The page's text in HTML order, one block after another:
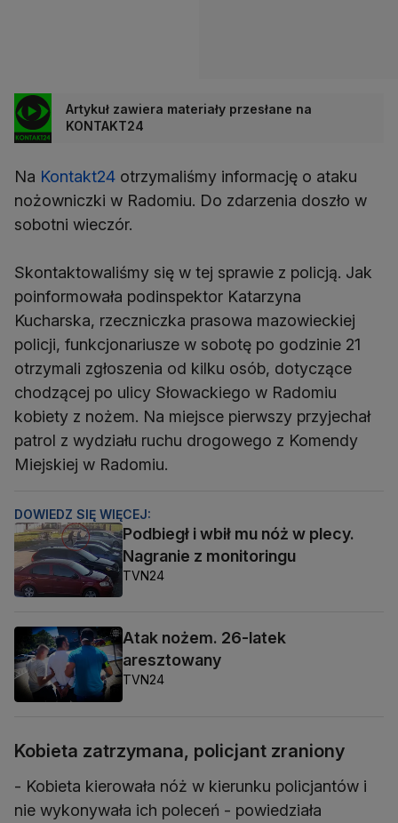
Artykuł zawiera materiały przesłane na
KONTAKT24
Na Kontakt24 otrzymaliśmy informację o ataku
nożowniczki w Radomiu. Do zdarzenia doszło w
sobotni wieczór.
Skontaktowaliśmy się w tej sprawie z policją. Jak
poinformowała podinspektor Katarzyna
Kucharska, rzeczniczka prasowa mazowieckiej
policji, funkcjonariusze w sobotę po godzinie 21
otrzymali zgłoszenia od kilku osób, dotyczące
chodzącej po ulicy Słowackiego w Radomiu
kobiety z nożem. Na miejsce pierwszy przyjechał
patrol z wydziału ruchu drogowego z Komendy
Miejskiej w Radomiu.
DOWIEDZ SIĘ WIĘCEJ:
Podbiegł i wbił mu nóż w plecy.
Nagranie z monitoringu
TVN24
Atak nożem. 26-latek
aresztowany
TVN24
Kobieta zatrzymana, policjant zraniony
- Kobieta kierowała nóż w kierunku policjantów i
nie wykonywała ich poleceń - powiedziała